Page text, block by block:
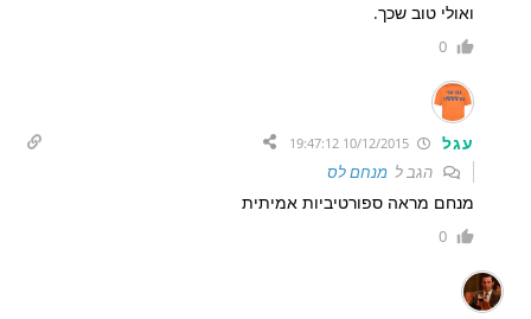
ואולי טוב שכך.
0
עגל
הגב למנחם לס
מנחם מראה ספורטיביות אמיתית
0